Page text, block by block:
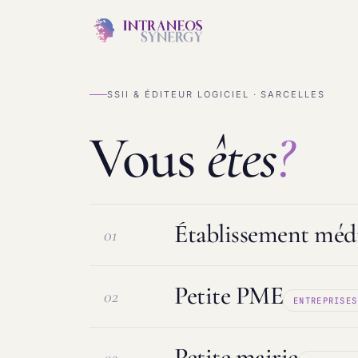
SSII & ÉDITEUR LOGICIEL · SARCELLES
Vousêtes?
01 Établissement
Logiciel ESMS & DUI Protection
02 Petite PME